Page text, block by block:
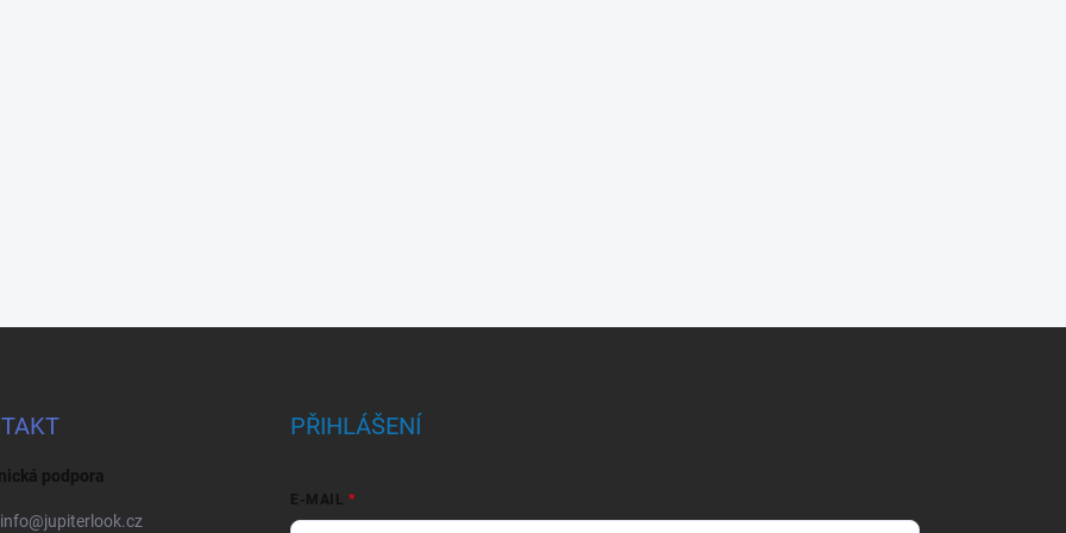
podpora
info@jupiterlook.cz
PŘIHLÁŠENÍ
E-MAIL